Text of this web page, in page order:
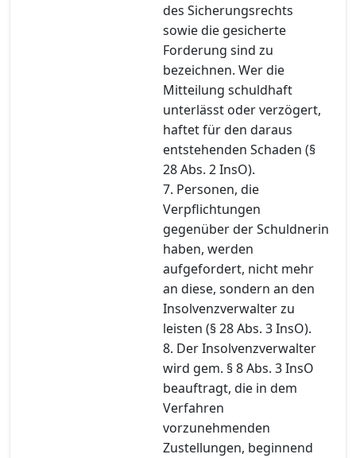
des Sicherungsrechts
sowie die gesicherte
Forderung sind zu
bezeichnen. Wer die
Mitteilung schuldhaft
unterlässt oder verzögert,
haftet für den daraus
entstehenden Schaden (§
28 Abs. 2 InsO).
7. Personen, die
Verpflichtungen
gegenüber der Schuldnerin
haben, werden
aufgefordert, nicht mehr
an diese, sondern an den
Insolvenzverwalter zu
leisten (§ 28 Abs. 3 InsO).
8. Der Insolvenzverwalter
wird gem. § 8 Abs. 3 InsO
beauftragt, die in dem
Verfahren
vorzunehmenden
Zustellungen, beginnend